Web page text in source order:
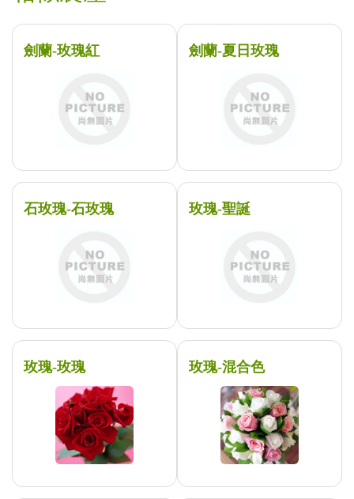
劍蘭-玫瑰紅 劍蘭-夏日玫瑰
石玫瑰-石玫瑰 玫瑰-聖誕
玫瑰-玫瑰 玫瑰-混合色